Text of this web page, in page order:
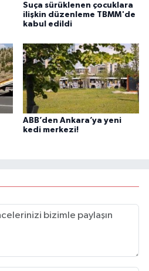
Suça sürüklenen çocuklara
ilişkin düzenleme TBMM'de
kabul edildi
ABB’den Ankara’ya yeni
kedi merkezi!